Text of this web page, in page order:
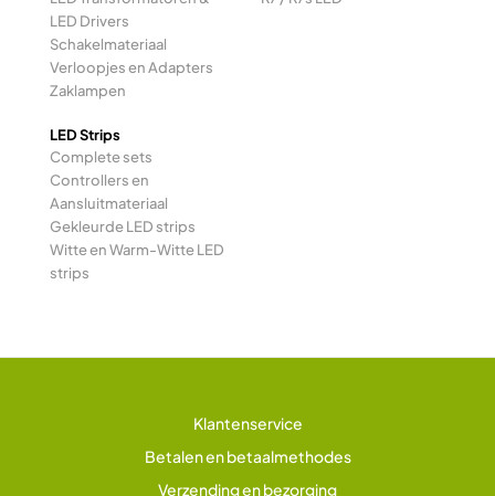
LED Drivers
Schakelmateriaal
Verloopjes en Adapters
Zaklampen
LED Strips
Complete sets
Controllers en
Aansluitmateriaal
Gekleurde LED strips
Witte en Warm-Witte LED
strips
Klantenservice
Betalen en betaalmethodes
Verzending en bezorging